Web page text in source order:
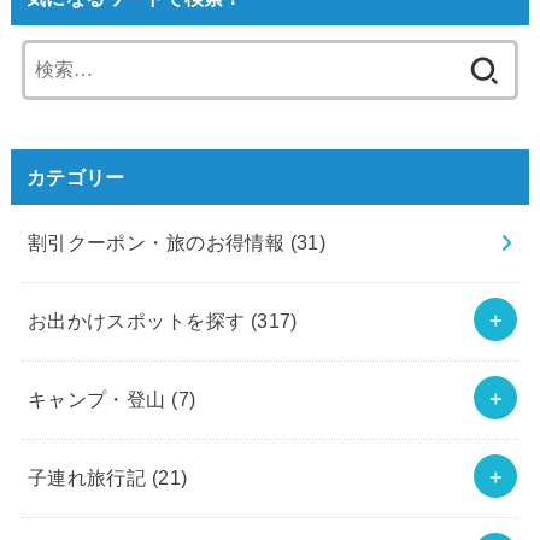
索:
カテゴリー
割引クーポン・旅のお得情報 (31)
お出かけスポットを探す (317)
キャンプ・登山 (7)
子連れ旅行記 (21)